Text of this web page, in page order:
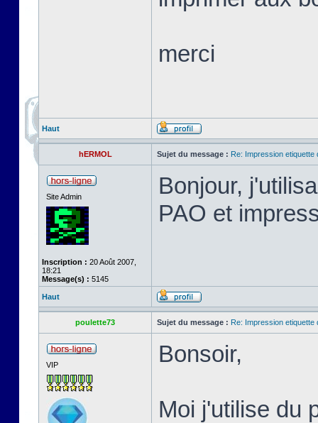
merci
Haut
hERMOL Sujet du message : Re: Impression etiquette
Site Admin
Inscription : 20 Août 2007,
18:21
Message(s) : 5145
Bonjour,
PAO et
Haut
poulette73 Sujet du message : Re: Impression etiquette
VIP Bonsoir,
Moi j'utilise du